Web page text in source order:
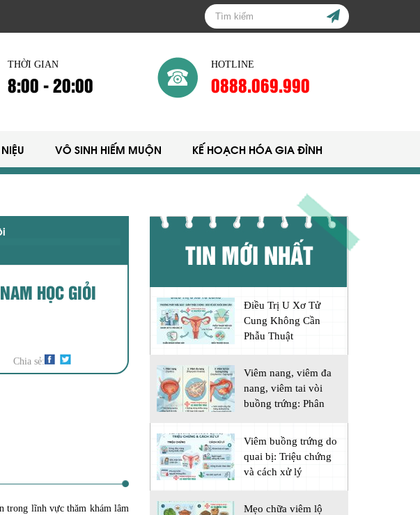
THỜI GIAN
8:00 - 20:00
HOTLINE
0888.069.990
VÔ SINH HIẾM MUỘN KẾ HOẠCH HÓA GIA ĐÌNH
HỌC GIỎI
Chia sẻ:
trong lĩnh vực thăm khám lâm
TIN MỚI NHẤT
Điều Trị U Xơ Tử
Cung Không Cần
Phẫu Thuật
Viêm nang, viêm đa
nang, viêm tai vòi
buồng trứng: Phân
Viêm buồng trứng do
quai bị: Triệu chứng
và cách xử lý
Mẹo chữa viêm lộ